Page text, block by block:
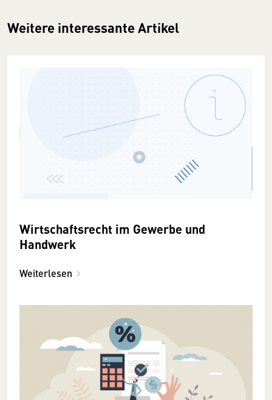
Weitere interessante Artikel
Wirtschaftsrecht im Gewerbe und
Handwerk
Weiterlesen